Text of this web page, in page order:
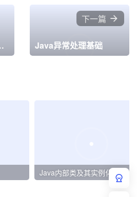
区别
下一篇
Java异常处理基础
Java内部类及其实例化